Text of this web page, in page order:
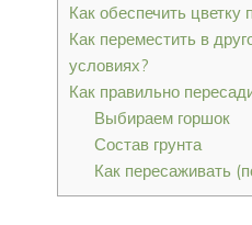
Как обеспечить цветку
Как переместить в
условиях?
Как правильно
Выбираем горшок
Состав грунта
Как пересаживать